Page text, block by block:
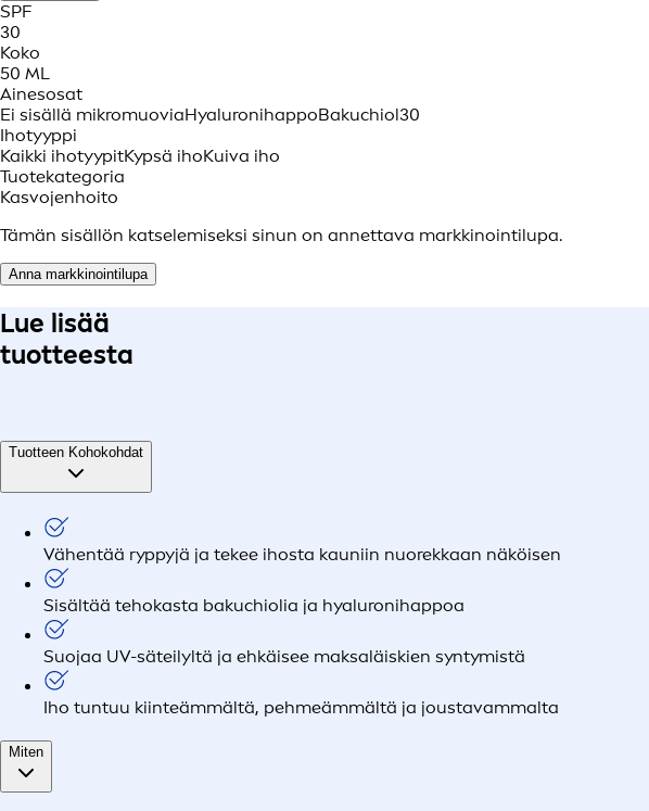
SPF
30
Koko
50 ML
Ainesosat
Ei sisällä mikromuoviaHyaluronihappoBakuchiol30
Ihotyyppi
Kaikki ihotyypitKypsä ihoKuiva iho
Tuotekategoria
Kasvojenhoito
Tämän sisällön katselemiseksi sinun on annettava markkinointilupa.
Anna markkinointilupa
Lue lisää
tuotteesta
Tuotteen Kohokohdat
Vähentää ryppyjä ja tekee ihosta kauniin nuorekkaan näköisen
Sisältää tehokasta bakuchiolia ja hyaluronihappoa
Suojaa UV-säteilyltä ja ehkäisee maksaläiskien syntymistä
Iho tuntuu kiinteämmältä, pehmeämmältä ja joustavammalta
Miten